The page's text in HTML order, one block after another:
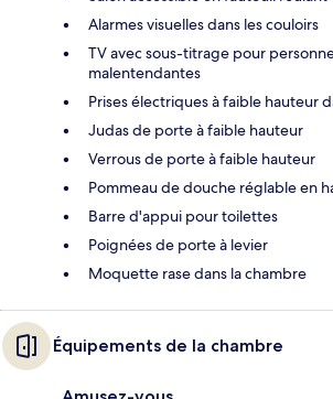
Alarmes visuelles dans les couloirs
TV avec sous-titrage pour
malentendantes
Prises électriques à faible hauteur
Judas de porte à faible hauteur
Verrous de porte à faible hauteur
Pommeau de douche réglable en
Barre d'appui pour toilettes
Poignées de porte à levier
Moquette rase dans la chambre
Équipements de la chambre